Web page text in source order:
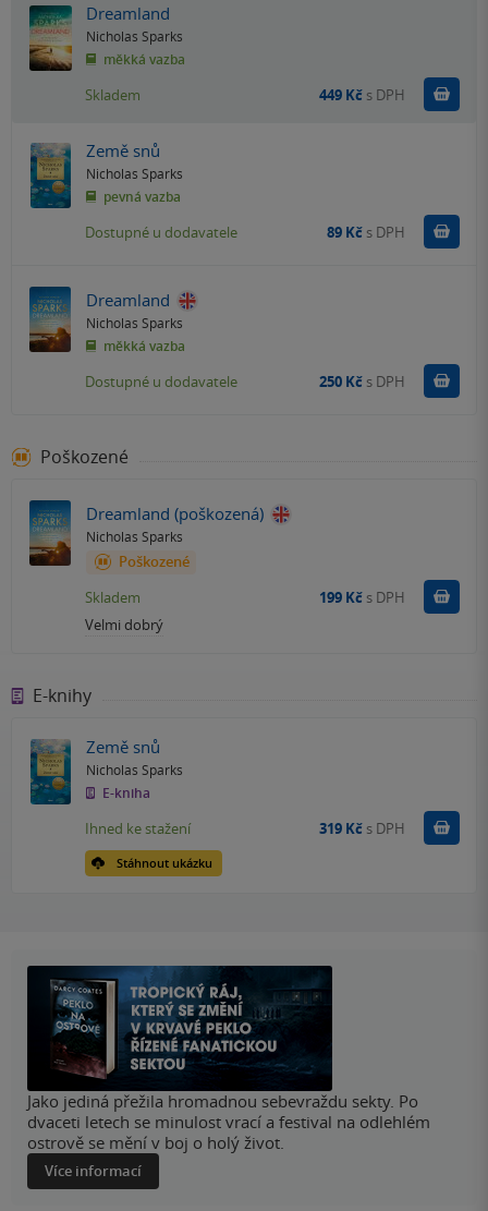
Dreamland
Nicholas Sparks
měkká vazba
Skladem 449 Kč s DPH
Země snů
Nicholas Sparks
pevná vazba
Dostupné u dodavatele 89 Kč s DPH
Dreamland
Nicholas Sparks
měkká vazba
Dostupné u dodavatele 250 Kč s DPH
Poškozené
Dreamland (poškozená)
Nicholas Sparks
Poškozené
Velmi dobrý
Skladem 199 Kč s DPH
E-knihy
Země snů
Nicholas Sparks
E-kniha
Stáhnout ukázku
Ihned ke stažení 319 Kč s DPH Koupit
Jako jediná přežila hromadnou sebevraždu sekty. Po
dvaceti letech se minulost vrací a festival na odlehlém
ostrově se mění v boj o holý život.
Více informací